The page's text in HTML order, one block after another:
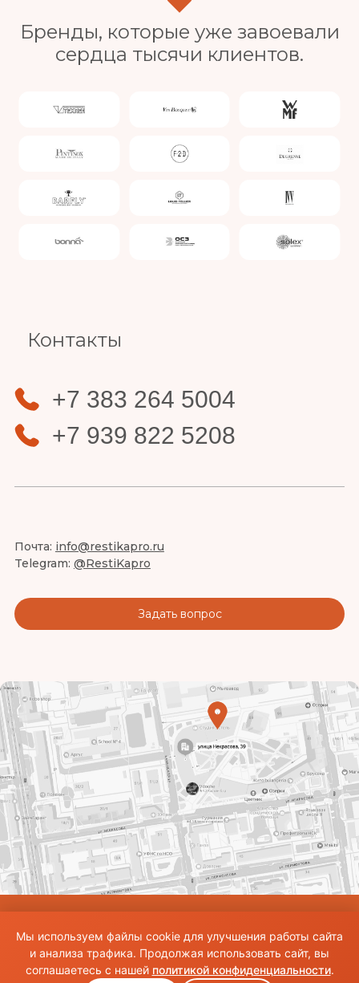
Бренды, которые уже завоевали
сердца тысячи клиентов.
Контакты
+7 383 264 5004
+7 939 822 5208
Почта: info@restikapro.ru
Telegram: @RestiKapro
Задать вопрос
ссылки на источник. Все права на изображения и тексты принадлежат их
авторам.Общие правила и публичная оферта
Мы используем файлы cookie для улучшения работы сайта
и анализа трафика. Продолжая использовать сайт, вы
соглашаетесь с нашей политикой конфиденциальности.